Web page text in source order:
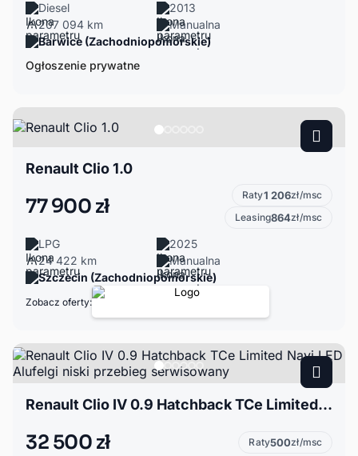
Diesel
2013
207 094 km
Manualna
Barwice (Zachodniopomorskie)
Ogłoszenie prywatne
Renault Clio 1.0
77 900 zł Raty1 206zł/msc
Leasing864zł/msc
LPG
2025
24 422 km
Manualna
Szczecin (Zachodniopomorskie)
Zobacz oferty:
Renault Clio IV 0.9 Hatchback TCe Limited Navi LED Alufelgi niski przebieg serwisowany
32 500 zł Raty500zł/msc